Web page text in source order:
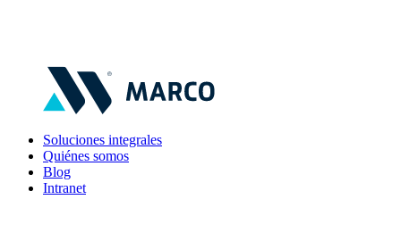
Soluciones integrales
Quiénes somos
Blog
Intranet